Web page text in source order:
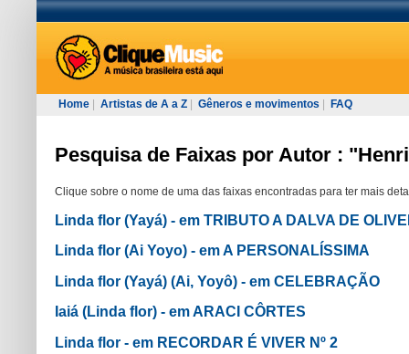
Home Artistas de A a Z Gêneros e movimentos FAQ
Pesquisa de Faixas por Autor :
Clique sobre o nome de uma das faixas encontradas para ter mais
Linda flor (Yayá) - em TRIBUTO A DALVA DE
Linda flor (Ai Yoyo) - em A PERSONALÍSSIMA
Linda flor (Yayá) (Ai, Yoyô) - em CELEBRAÇÃO
Iaiá (Linda flor) - em ARACI CÔRTES
Linda flor - em RECORDAR É VIVER Nº 2